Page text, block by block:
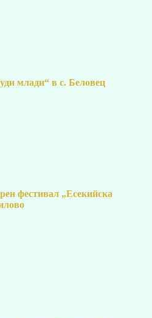
млади“ в с. Беловец
фестивал „Есекийска